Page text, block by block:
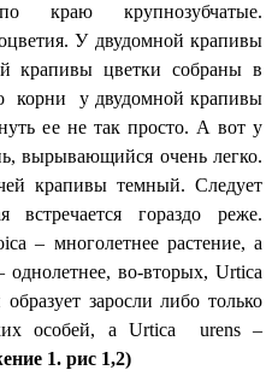
по краю крупнозубчатые.
У двудомной крапивы
крапивы цветки собраны в
корни у двудомной крапивы
ее не так просто. А вот у
вырывающийся очень легко.
крапивы темный. Следует
встречается гораздо реже.
– многолетнее растение, а
во-вторых, Urtica
заросли либо только
особей, а Urtica urens –
1. рис 1,2)